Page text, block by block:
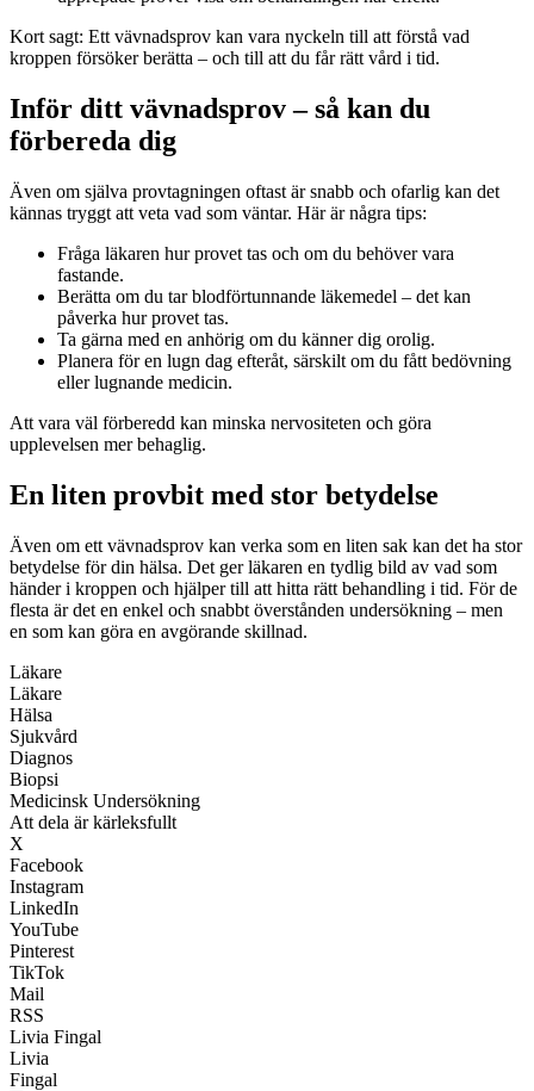
Kort sagt: Ett vävnadsprov kan vara nyckeln till att förstå vad
kroppen försöker berätta – och till att du får rätt vård i tid.
Inför ditt vävnadsprov – så kan du
förbereda dig
Även om själva provtagningen oftast är snabb och ofarlig kan det
kännas tryggt att veta vad som väntar. Här är några tips:
Fråga läkaren hur provet tas och om du behöver vara
fastande.
Berätta om du tar blodförtunnande läkemedel – det kan
påverka hur provet tas.
Ta gärna med en anhörig om du känner dig orolig.
Planera för en lugn dag efteråt, särskilt om du fått bedövning
eller lugnande medicin.
Att vara väl förberedd kan minska nervositeten och göra
upplevelsen mer behaglig.
En liten provbit med stor betydelse
Även om ett vävnadsprov kan verka som en liten sak kan det ha stor
betydelse för din hälsa. Det ger läkaren en tydlig bild av vad som
händer i kroppen och hjälper till att hitta rätt behandling i tid. För de
flesta är det en enkel och snabbt överstånden undersökning – men
en som kan göra en avgörande skillnad.
Läkare
Läkare
Hälsa
Sjukvård
Diagnos
Biopsi
Medicinsk Undersökning
Att dela är kärleksfullt
X
Facebook
Instagram
LinkedIn
YouTube
Pinterest
TikTok
Mail
RSS
Livia Fingal
Livia
Fingal